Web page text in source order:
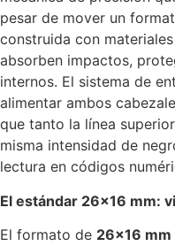
pesar de mover un
construida con
absorben impactos,
internos. El sistema de
alimentar ambos
que tanto la línea
misma intensidad de
lectura en códigos
El estándar 26×16 mm:
El formato de 26×16 mm